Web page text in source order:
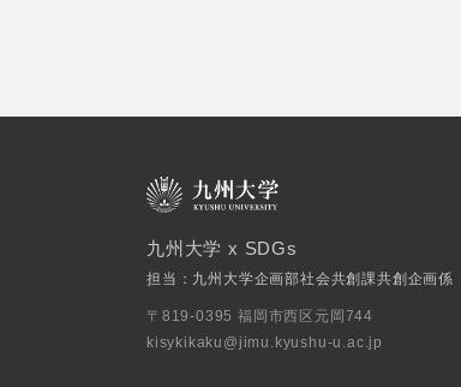
九州大学 x SDGs
担当：九州大学企画部社会共創課共創企画係
〒819-0395 福岡市西区元岡744
kisykikaku@jimu.kyushu-u.ac.jp